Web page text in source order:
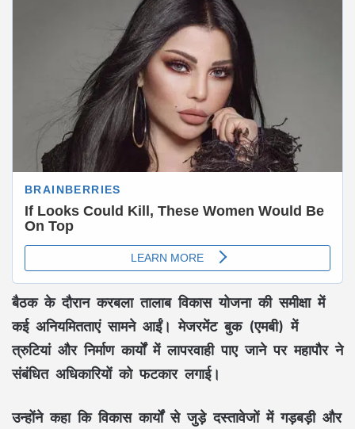
बैठक के दौरान करबला तालाब विकास योजना की समीक्षा में
कई अनियमितताएं सामने आईं। मेजरमेंट बुक (एमबी) में
त्रुटियां और निर्माण कार्यों में लापरवाही पाए जाने पर महापौर ने
संबंधित अधिकारियों को फटकार लगाई।
उन्होंने कहा कि विकास कार्यों से जुड़े दस्तावेजों में गड़बड़ी और